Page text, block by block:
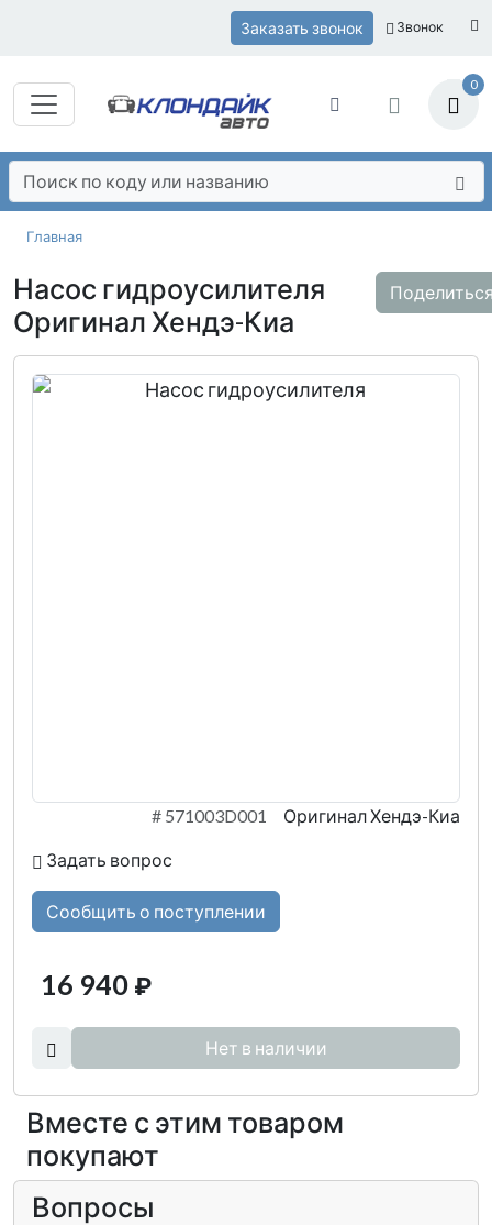
Заказать звонок Звонок
0
Главная
Насос гидроусилителя
Оригинал Хендэ-Киа
# 571003D001 Оригинал Хендэ-Киа
Задать вопрос
Сообщить о поступлении
16 940 ₽
Нет в наличии
Вместе с этим товаром
покупают
Вопросы